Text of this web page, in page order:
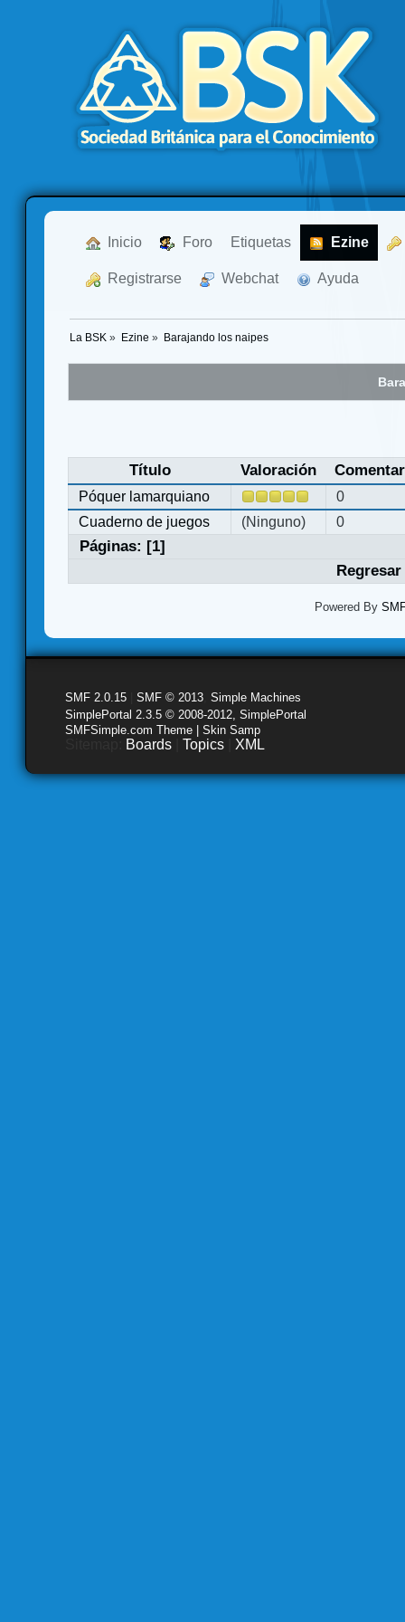
Inicio Foro Etiquetas Ezine
Registrarse Webchat Ayuda
La BSK » Ezine » Barajando los naipes
Título Valoración
Póquer lamarquiano
0
Cuaderno de juegos
(Ninguno) 0
Páginas: [1]
Powered By
SMF 2.0.15 SMF © 2013 Simple Machines
SimplePortal 2.3.5 © 2008-2012, SimplePortal
SMFSimple.com Theme | Skin Samp
Boards Topics XML